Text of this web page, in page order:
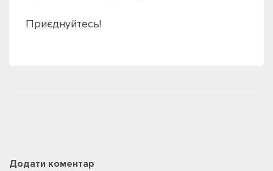
Приєднуйтесь!
Додати коментар